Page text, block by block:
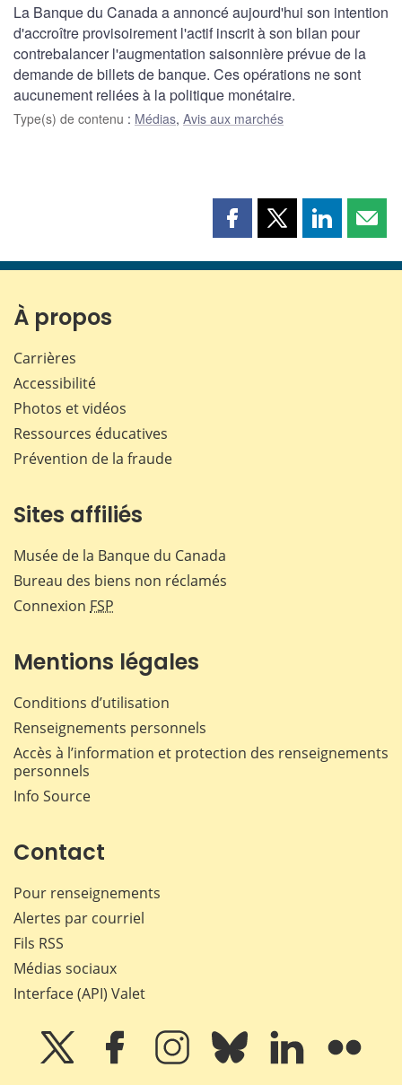
La Banque du Canada a annoncé aujourd'hui son intention
d'accroître provisoirement l'actif inscrit à son bilan pour
contrebalancer l'augmentation saisonnière prévue de la
demande de billets de banque. Ces opérations ne sont
aucunement reliées à la politique monétaire.
Type(s) de contenu : Médias, Avis aux marchés
Partager
page
Partager
page
Partager
page page
À propos
Carrières
Accessibilité
Photos et vidéos
Ressources éducatives
Prévention de la fraude
Sites affiliés
Musée de la Banque du Canada
Bureau des biens non réclamés
Connexion FSP
Mentions légales
Conditions d’utilisation
Renseignements personnels
Accès à l’information et protection des renseignements
personnels
Info Source
Contact
Pour renseignements
Alertes par courriel
Fils RSS
Médias sociaux
Interface (API) Valet